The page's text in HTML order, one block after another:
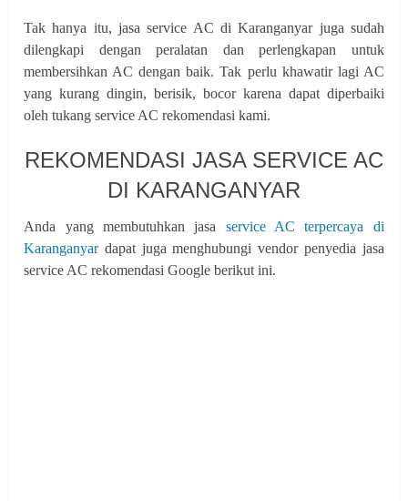
Tak hanya itu, jasa service AC di Karanganyar juga sudah
dilengkapi dengan peralatan dan perlengkapan untuk
membersihkan AC dengan baik. Tak perlu khawatir lagi AC
yang kurang dingin, berisik, bocor karena dapat diperbaiki
oleh tukang service AC rekomendasi kami.
REKOMENDASI JASA SERVICE AC
DI KARANGANYAR
Anda yang membutuhkan jasa service AC terpercaya di
Karanganyardapat juga menghubungi vendor penyedia jasa
service AC rekomendasi Google berikut ini.